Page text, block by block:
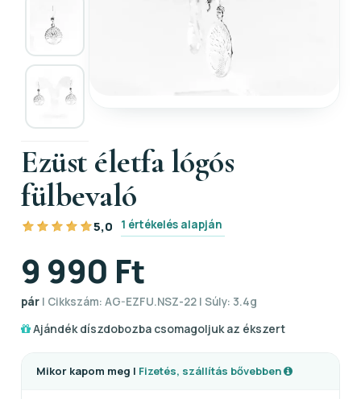
Ezüst életfa lógós
fülbevaló
5,0 1 értékelés alapján
9 990 Ft
pár | Cikkszám: AG-EZFU.NSZ-22 | Súly: 3.4g
Ajándék díszdobozba csomagoljuk az ékszert
Mikor kapom meg | Fizetés, szállítás bővebben